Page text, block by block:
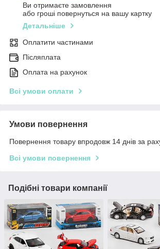
Ви отримаєте замовлення
або гроші повернуться на вашу картку
Детальніше
Оплатити частинами
Післяплата
Оплата на рахунок
Всі умови оплати
Умови повернення
Повернення товару впродовж 14 днів за
Всі умови повернення
Подібні товари компанії